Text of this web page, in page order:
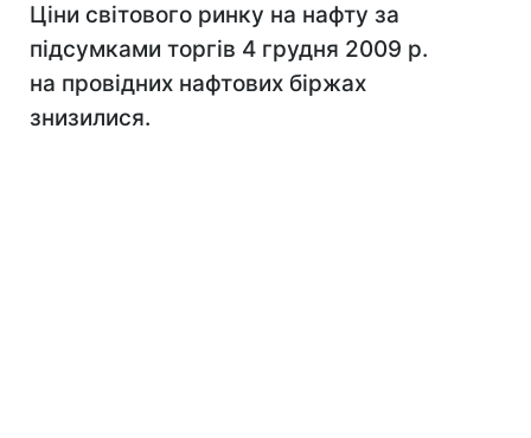
Ціни світового ринку на нафту за
підсумками торгів 4 грудня 2009 р.
на провідних нафтових біржах
знизилися.